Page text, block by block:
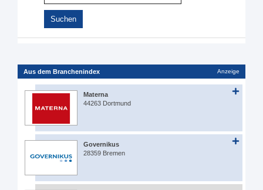
Aus dem Branchenindex Anzeige
Materna
44263 Dortmund
Governikus
28359 Bremen